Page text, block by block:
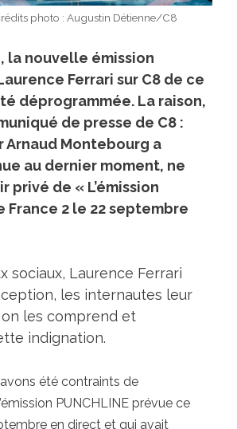
photo : Augustin Détienne/C8
la nouvelle émission
Ferrari sur C8 de ce
déprogrammée. La raison,
de presse de C8 :
Arnaud Montebourg a
au dernier moment, ne
privé de « L’émission
France 2 le 22 septembre
sociaux, Laurence Ferrari
les internautes leur
les comprend et
indignation.
été contraints de
PUNCHLINE prévue ce
en direct et qui avait